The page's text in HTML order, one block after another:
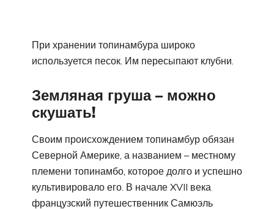
При хранении топинамбура широко
используется песок. Им пересыпают клубни.
Земляная груша – можно
скушать!
Своим происхождением топинамбур обязан
Северной Америке, а названием – местному
племени топинамбо, которое долго и успешно
культивировало его. В начале XVII века
французский путешественник Самюэль